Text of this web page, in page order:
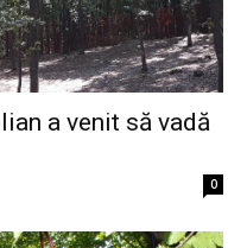
a venit să vadă
0